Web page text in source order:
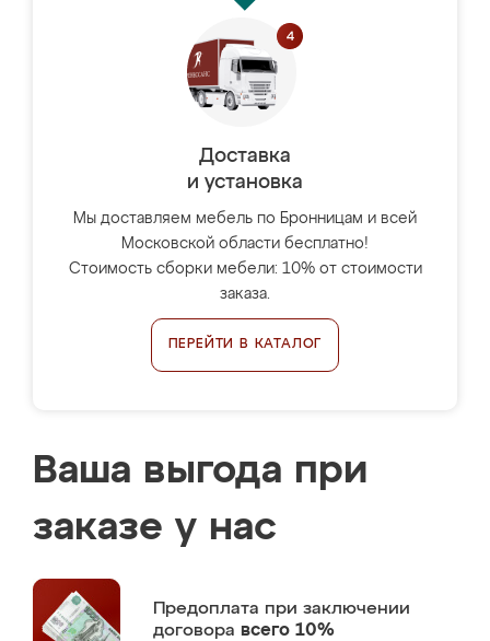
Доставка
и установка
Мы доставляем мебель по Бронницам и всей
Московской области бесплатно!
Стоимость сборки мебели: 10% от стоимости
заказа.
ПЕРЕЙТИ В КАТАЛОГ
Ваша выгода при
заказе у нас
Предоплата при заключении
договора всего 10%